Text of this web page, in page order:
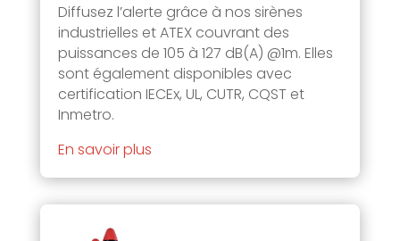
Diffusez l’alerte grâce à nos sirènes
industrielles et ATEX couvrant des
puissances de 105 à 127 dB(A) @1m. Elles
sont également disponibles avec
certification IECEx, UL, CUTR, CQST et
Inmetro.
En savoir plus